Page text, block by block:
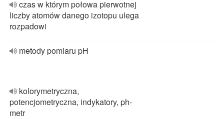
czas w którym połowa pierwotnej
liczby atomów danego izotopu ulega
rozpadowi
metody pomiaru pH
kolorymetryczna,
potencjometryczna, indykatory, ph-
metr